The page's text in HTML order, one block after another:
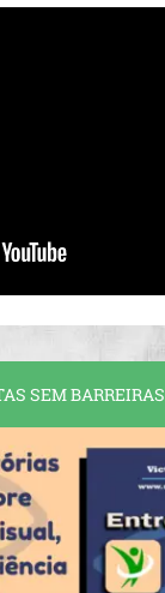
SEM BARREIRAS